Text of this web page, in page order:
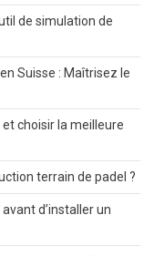
de simulation de
Suisse : Maîtrisez le
choisir la meilleure
terrain de padel ?
d’installer un